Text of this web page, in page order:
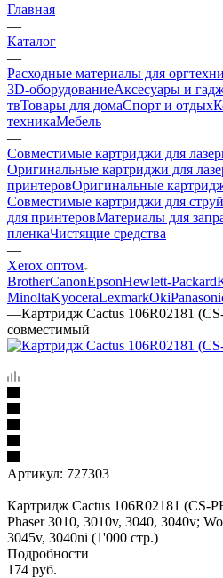
Главная
—
Каталог
—
Расходные материалы для
3D-оборудованиеАксесуары и
твТовары для домаСпорт и отдых
техникаМебель
—
Совместимые картриджи для
Оригинальные картриджи для
принтеровОригинальные
Совместимые картриджи для
для принтеровМатериалы для
пленкаЧистящие средства
—
Xerox оптом
BrotherCanonEpsonHewlett-Packard
MinoltaKyoceraLexmarkOki
—Картридж Cactus 106R02181
совместимый
Артикул: 727303
Картридж Cactus 106R02181 (CS-
Phaser 3010, 3010v, 3040, 3040v;
3045v, 3040ni (1'000 стр.)
Подробности
174 руб.